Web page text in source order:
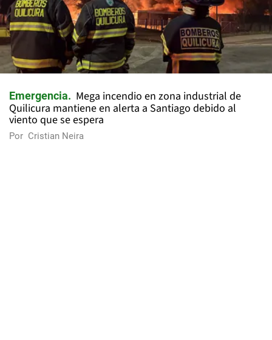
Emergencia
Mega incendio en zona industrial de
Quilicura mantiene en alerta a Santiago debido al
viento que se espera
Por Cristian Neira